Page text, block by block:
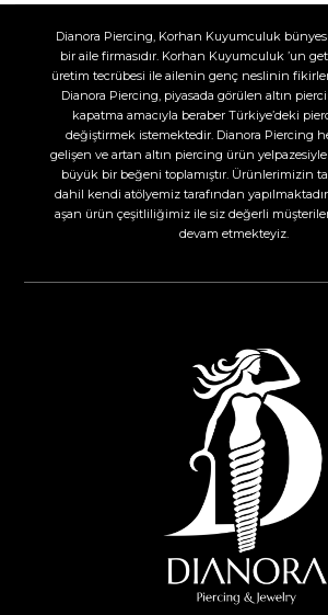
Dianora Piercing, Korhan Kuyumculuk
bir aile firmasıdır. Korhan Kuyumculuk ’un
üretim tecrübesi ile ailenin genç neslinin
Dianora Piercing, piyasada görülen altın
kapatma amacıyla beraber Türkiye’deki
değiştirmek istemektedir. Dianora Piercing
gelişen ve artan altın piercing ürün yelpazesiyle
büyük bir beğeni toplamıştır. Ürünlerimizin
dahil kendi atölyemiz tarafından yapılmaktadır.
aşan ürün çeşitliliğimiz ile siz değerli
devam etmekteyiz.​